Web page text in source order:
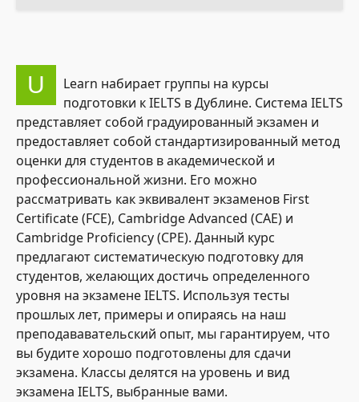
U
Learn набирает группы на курсы
подготовки к IELTS в Дублине. Система IELTS
представляет собой градуированный экзамен и
предоставляет собой стандартизированный метод
оценки для студентов в академической и
профессиональной жизни. Его можно
рассматривать как эквивалент экзаменов First
Certificate (FCE), Cambridge Advanced (CAE) и
Cambridge Proficiency (CPE). Данный курс
предлагают систематическую подготовку для
студентов, желающих достичь определенного
уровня на экзамене IELTS. Используя тесты
прошлых лет, примеры и опираясь на наш
преподававательский опыт, мы гарантируем, что
вы будите хорошо подготовлены для сдачи
экзамена. Классы делятся на уровень и вид
экзамена IELTS, выбранные вами.